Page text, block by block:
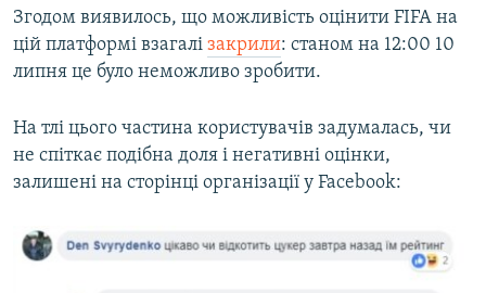
Згодом виявилось, що можливість оцінити FIFA на
цій платформі взагалі закрили: станом на 12:00 10
липня це було неможливо зробити.
На тлі цього частина користувачів задумалась, чи
не спіткає подібна доля і негативні оцінки,
залишені на сторінці організації у Facebook: